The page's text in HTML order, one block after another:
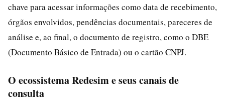
chave para acessar informações como data de recebimento,
órgãos envolvidos, pendências documentais, pareceres de
análise e, ao final, o documento de registro, como o DBE
(Documento Básico de Entrada) ou o cartão CNPJ.
O ecossistema Redesim e seus canais de
consulta